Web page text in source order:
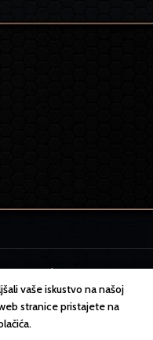
BYMEDIAdesign
vaše iskustvo na našoj
stranice pristajete na